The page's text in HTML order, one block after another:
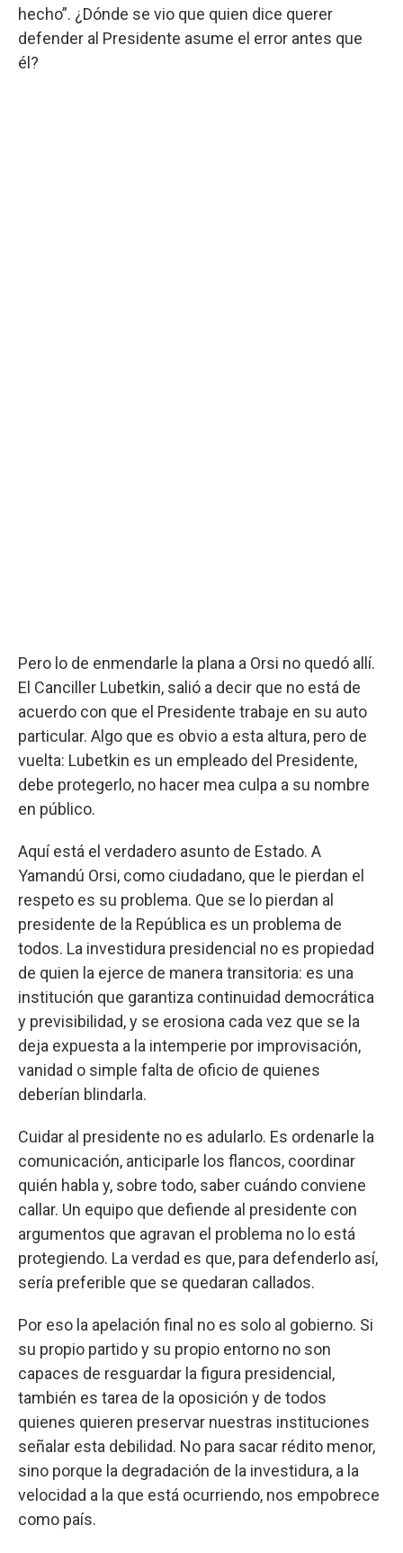
hecho”. ¿Dónde se vio que quien dice querer
defender al Presidente asume el error antes que
él?
Pero lo de enmendarle la plana a Orsi no quedó allí.
El Canciller Lubetkin, salió a decir que no está de
acuerdo con que el Presidente trabaje en su auto
particular. Algo que es obvio a esta altura, pero de
vuelta: Lubetkin es un empleado del Presidente,
debe protegerlo, no hacer mea culpa a su nombre
en público.
Aquí está el verdadero asunto de Estado. A
Yamandú Orsi, como ciudadano, que le pierdan el
respeto es su problema. Que se lo pierdan al
presidente de la República es un problema de
todos. La investidura presidencial no es propiedad
de quien la ejerce de manera transitoria: es una
institución que garantiza continuidad democrática
y previsibilidad, y se erosiona cada vez que se la
deja expuesta a la intemperie por improvisación,
vanidad o simple falta de oficio de quienes
deberían blindarla.
Cuidar al presidente no es adularlo. Es ordenarle la
comunicación, anticiparle los flancos, coordinar
quién habla y, sobre todo, saber cuándo conviene
callar. Un equipo que defiende al presidente con
argumentos que agravan el problema no lo está
protegiendo. La verdad es que, para defenderlo así,
sería preferible que se quedaran callados.
Por eso la apelación final no es solo al gobierno. Si
su propio partido y su propio entorno no son
capaces de resguardar la figura presidencial,
también es tarea de la oposición y de todos
quienes quieren preservar nuestras instituciones
señalar esta debilidad. No para sacar rédito menor,
sino porque la degradación de la investidura, a la
velocidad a la que está ocurriendo, nos empobrece
como país.